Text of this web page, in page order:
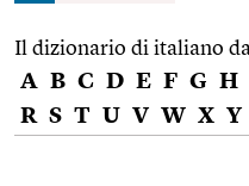
Il dizionario di italiano
A B C D E F G H
R S T U V W X Y